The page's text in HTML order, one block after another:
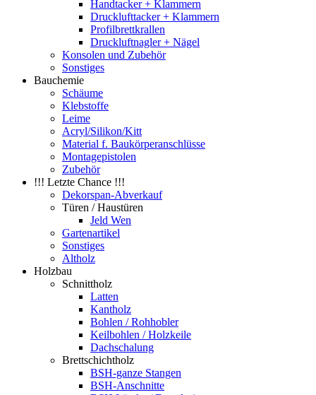
Handtacker + Klammern
Drucklufttacker + Klammern
Profilbrettkrallen
Druckluftnagler + Nägel
Konsolen und Zubehör
Sonstiges
Bauchemie
Schäume
Klebstoffe
Leime
Acryl/Silikon/Kitt
Material f. Baukörperanschlüsse
Montagepistolen
Zubehör
!!! Letzte Chance !!!
Dekorspan-Abverkauf
Türen / Haustüren
Jeld Wen
Gartenartikel
Sonstiges
Altholz
Holzbau
Schnittholz
Latten
Kantholz
Bohlen / Rohhobler
Keilbohlen / Holzkeile
Dachschalung
Brettschichtholz
BSH-ganze Stangen
BSH-Anschnitte